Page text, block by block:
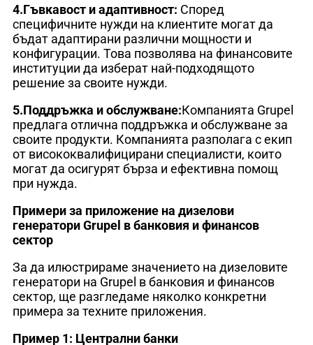
4.Гъвкавост и адаптивност: Според
специфичните нужди на клиентите могат да
бъдат адаптирани различни мощности и
конфигурации. Това позволява на финансовите
институции да изберат най-подходящото
решение за своите нужди.
5.Поддръжка и обслужване:Компанията Grupel
предлага отлична поддръжка и обслужване за
своите продукти. Компанията разполага с екип
от висококвалифицирани специалисти, които
могат да осигурят бърза и ефективна помощ
при нужда.
Примери за приложение на дизелови
генератори Grupel в банковия и финансов
сектор
За да илюстрираме значението на дизеловите
генератори на Grupel в банковия и финансов
сектор, ще разгледаме няколко конкретни
примера за техните приложения.
Пример 1: Централни банки